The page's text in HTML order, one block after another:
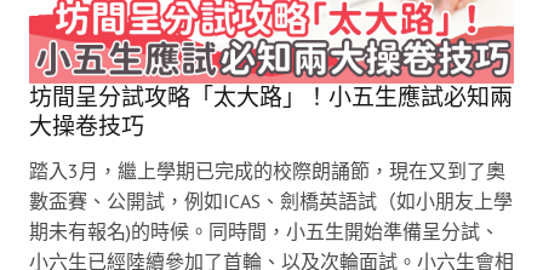
坊間呈分試攻略「太大路」！小五生應試必知兩
大操卷技巧
踏入3月，繼上學期已完成的校際朗誦節，現在又到了奧
數盃賽、公開試，例如ICAS、劍橋英語試（如小朋友上學
期未有報名)的時候。同時間，小五生開始準備呈分試、
小六生已經陸續參加了首輪、以及次輪面試。小六生會相